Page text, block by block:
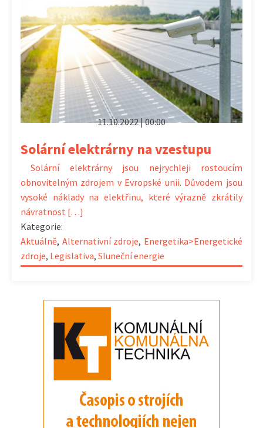
11.10.2022 | 00:00
Solární elektrárny na vzestupu
Solární elektrárny jsou nejrychleji rostoucím
obnovitelným zdrojem v Evropské unii. Důvodem jsou
vysoké náklady na elektřinu, které výrazně zkrátily
návratnost […]
Kategorie:
Aktuálně, Alternativní zdroje, Energetika>Energetické
zdroje, Legislativa, Sluneční energie